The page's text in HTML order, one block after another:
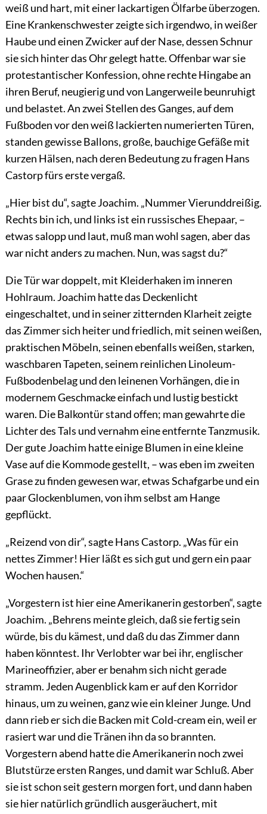
weiß und hart, mit einer lackartigen Ölfarbe überzogen.
Eine Krankenschwester zeigte sich irgendwo, in weißer
Haube und einen Zwicker auf der Nase, dessen Schnur
sie sich hinter das Ohr gelegt hatte. Offenbar war sie
protestantischer Konfession, ohne rechte Hingabe an
ihren Beruf, neugierig und von Langerweile beunruhigt
und belastet. An zwei Stellen des Ganges, auf dem
Fußboden vor den weiß lackierten numerierten Türen,
standen gewisse Ballons, große, bauchige Gefäße mit
kurzen Hälsen, nach deren Bedeutung zu fragen Hans
Castorp fürs erste vergaß.
„Hier bist du“, sagte Joachim. „Nummer Vierunddreißig.
Rechts bin ich, und links ist ein russisches Ehepaar, –
etwas salopp und laut, muß man wohl sagen, aber das
war nicht anders zu machen. Nun, was sagst du?“
Die Tür war doppelt, mit Kleiderhaken im inneren
Hohlraum. Joachim hatte das Deckenlicht
eingeschaltet, und in seiner zitternden Klarheit zeigte
das Zimmer sich heiter und friedlich, mit seinen weißen,
praktischen Möbeln, seinen ebenfalls weißen, starken,
waschbaren Tapeten, seinem reinlichen Linoleum-
Fußbodenbelag und den leinenen Vorhängen, die in
modernem Geschmacke einfach und lustig bestickt
waren. Die Balkontür stand offen; man gewahrte die
Lichter des Tals und vernahm eine entfernte Tanzmusik.
Der gute Joachim hatte einige Blumen in eine kleine
Vase auf die Kommode gestellt, – was eben im zweiten
Grase zu finden gewesen war, etwas Schafgarbe und ein
paar Glockenblumen, von ihm selbst am Hange
gepflückt.
„Reizend von dir“, sagte Hans Castorp. „Was für ein
nettes Zimmer! Hier läßt es sich gut und gern ein paar
Wochen hausen.“
„Vorgestern ist hier eine Amerikanerin gestorben“, sagte
Joachim. „Behrens meinte gleich, daß sie fertig sein
würde, bis du kämest, und daß du das Zimmer dann
haben könntest. Ihr Verlobter war bei ihr, englischer
Marineoffizier, aber er benahm sich nicht gerade
stramm. Jeden Augenblick kam er auf den Korridor
hinaus, um zu weinen, ganz wie ein kleiner Junge. Und
dann rieb er sich die Backen mitCold-creamein, weil er
rasiert war und die Tränen ihn da so brannten.
Vorgestern abend hatte die Amerikanerin noch zwei
Blutstürze ersten Ranges, und damit war Schluß. Aber
sie ist schon seit gestern morgen fort, und dann haben
sie hier natürlich gründlichausgeräuchert, mit